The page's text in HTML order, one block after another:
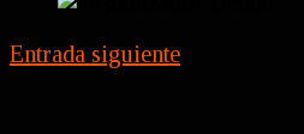
Entrada siguiente